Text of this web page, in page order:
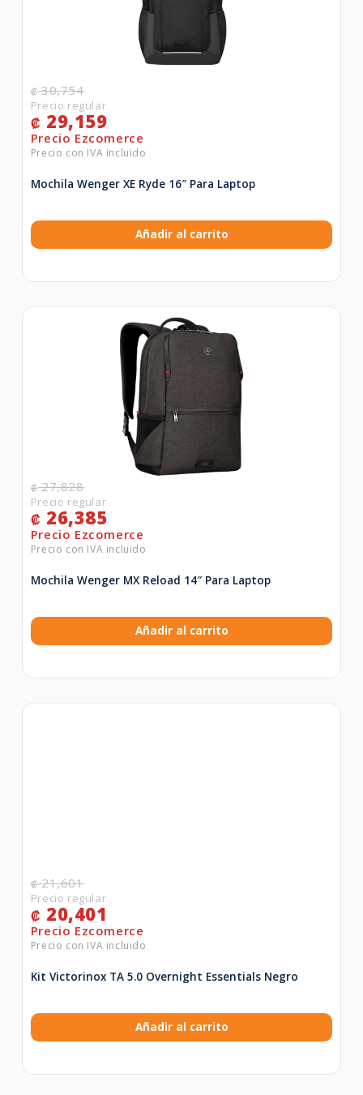
₡30,754
₡ 29,159
Mochila Wenger XE Ryde 16″ Para Laptop
Añadir al carrito
₡27,828
₡ 26,385
Mochila Wenger MX Reload 14″ Para Laptop
Añadir al carrito
₡21,601
₡ 20,401
Kit Victorinox TA 5.0 Overnight Essentials Negro
Añadir al carrito